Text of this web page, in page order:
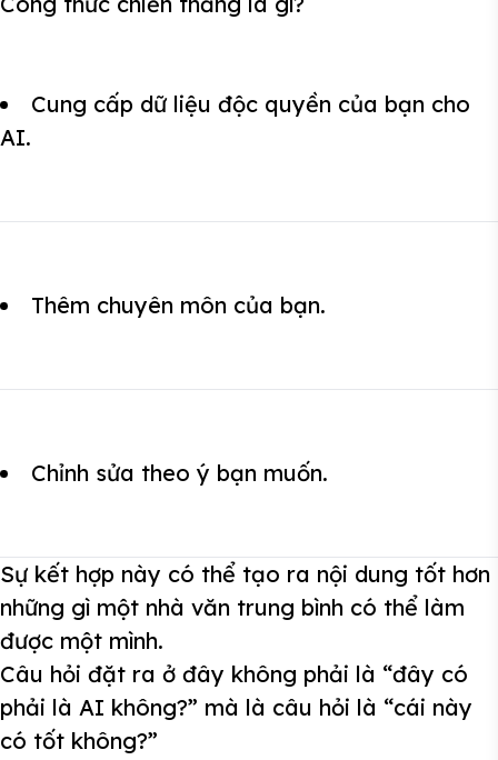
Cung cấp dữ liệu độc quyền của bạn cho
AI.
Thêm chuyên môn của bạn.
Chỉnh sửa theo ý bạn muốn.
Sự kết hợp này có thể tạo ra nội dung tốt hơn
những gì một nhà văn trung bình có thể làm
được một mình.
Câu hỏi đặt ra ở đây không phải là “đây có
phải là AI không?” mà là câu hỏi là “cái này
có tốt không?”